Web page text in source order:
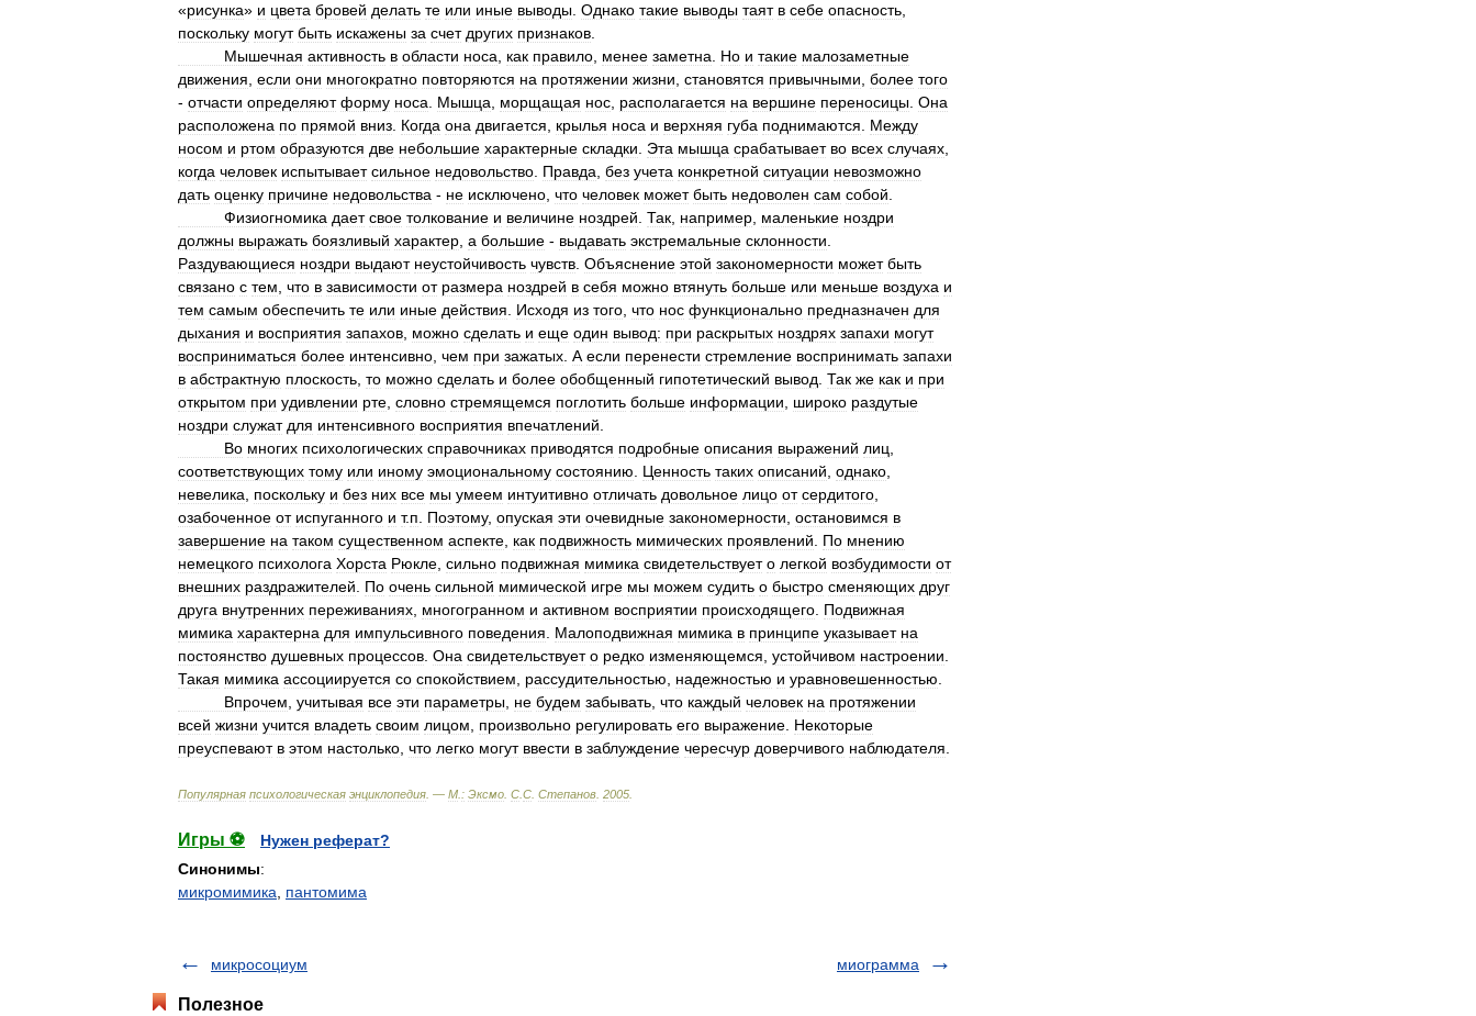
«рисунка» и цвета бровей делать те или иные выводы Однако такие выводы таят в себе опасность
поскольку могут быть искажены за счет других признаков
Мышечная активность в области носа как правило менее заметна Но и такие малозаметные
движения если они многократно повторяются на протяжении жизни становятся привычными более того
- отчасти определяют форму носа Мышца морщащая нос располагается на вершине переносицы Она
расположена по прямой вниз Когда она двигается крылья носа и верхняя губа поднимаются
Между
носом и ртом образуются две небольшие характерные складки Эта мышца срабатывает во всех случаях
когда человек испытывает сильное недовольство Правда без учета конкретной ситуации невозможно
дать оценку причине недовольства - не исключено что человек может быть недоволен сам собой
Физиогномика дает свое толкование и величине ноздрей Так например маленькие ноздри
должны выражать боязливый характер а большие - выдавать экстремальные склонности
Раздувающиеся ноздри выдают неустойчивость чувств Объяснение этой закономерности может быть
связано с тем что в зависимости от размера ноздрей в себя можно втянуть больше или меньше воздуха и
тем самым обеспечить те или иные действия Исходя из того что нос функционально предназначен для
дыхания и восприятия запахов можно сделать и еще один вывод: при раскрытых ноздрях запахи могут
восприниматься более интенсивно чем при зажатых А если перенести стремление воспринимать запахи
в абстрактную плоскость то можно сделать и более обобщенный гипотетический вывод Так же как и при
открытом при удивлении рте словно стремящемся поглотить больше информации широко раздутые
ноздри служат для интенсивного восприятия впечатлений
Во многих психологических справочниках приводятся подробные описания выражений лиц
соответствующих тому или иному эмоциональному состоянию Ценность таких описаний однако
невелика
поскольку и без них все мы умеем интуитивно отличать довольное лицо от сердитого
озабоченное от испуганного и т.п Поэтому, опуская эти очевидные закономерности остановимся в
завершение на таком существенном аспекте как подвижность мимических проявлений По мнению
немецкого психолога Хорста Рюкле сильно подвижная мимика свидетельствует о легкой возбудимости от
внешних раздражителей По очень сильной мимической игре мы можем судить о быстро сменяющих друг
друга внутренних переживаниях многогранном и активном восприятии происходящего Подвижная
мимика характерна для импульсивного поведения Малоподвижная мимика в принципе указывает на
постоянство душевных процессов Она свидетельствует о редко изменяющемся устойчивом настроении
Такая мимика ассоциируется со спокойствием рассудительностью надежностью и уравновешенностью
Впрочем учитывая все эти параметры не будем забывать что каждый человек на протяжении
всей жизни учится владеть своим лицом произвольно регулировать его выражение Некоторые
преуспевают в этом настолько что легко могут ввести в заблуждение чересчур доверчивого наблюдателя
Популярная психологическая энциклопедия . — М : Эксмо С С Степанов 2005
Игры ⚽
Нужен реферат?
Синонимы:
микромимика
пантомима
микросоциум миограмма
Полезное